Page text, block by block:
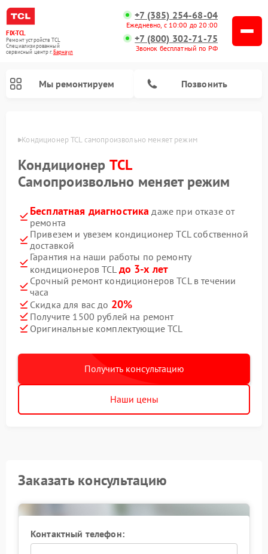
FIX-TCL
Ремонт устройств TCL
Специализированный
cервисный центр г.Барнаул
+7 (385) 254-68-04
Ежедневно, с 10:00 до 20:00
+7 (800) 302-71-75
Звонок бесплатный по РФ
Мы ремонтируем Позвонить
Кондиционер TCL самопроизвольно меняет режим
Кондиционер TCL
Самопроизвольно меняет режим
Бесплатная диагностика даже при отказе от
ремонта
Привезем и увезем кондиционер TCL собственной
доставкой
Гарантия на наши работы по ремонту
кондиционеров TCL до 3-х лет
Срочный ремонт кондиционеров TCL в течении
часа
Скидка для вас до 20%
Получите 1500 рублей на ремонт
Оригинальные комплектующие TCL
Получить консультацию
Наши цены
Заказать консультацию
Контактный телефон: